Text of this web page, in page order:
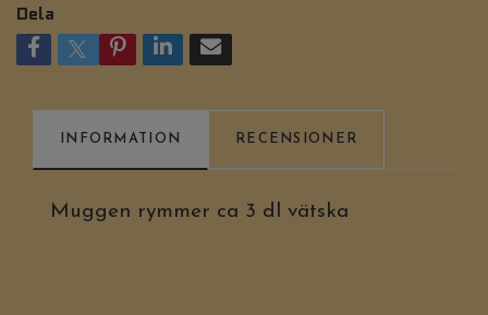
Dela
INFORMATION RECENSIONER
Muggen rymmer ca 3 dl vätska